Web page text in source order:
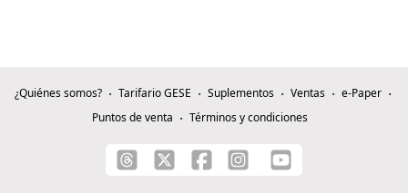
¿Quiénes somos? Tarifario GESE Suplementos Ventas
e-Paper
Puntos de venta
Términos y condiciones